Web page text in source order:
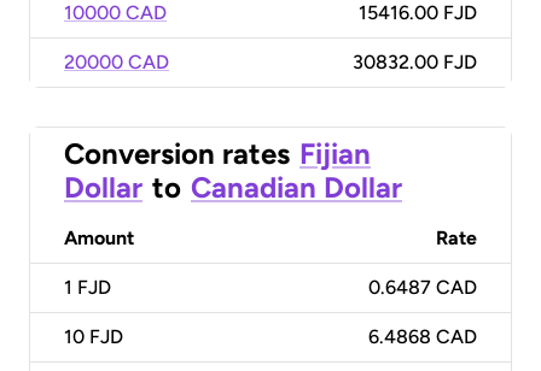
10000 CAD 15416.00 FJD
20000 CAD 30832.00 FJD
Conversion rates Fijian
Dollar to Canadian Dollar
Amount Rate
1 FJD 0.6487 CAD
10 FJD 6.4868 CAD